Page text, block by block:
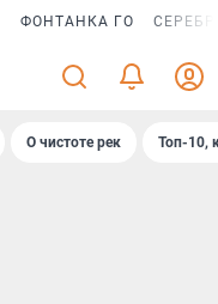
ФОНТАНКА ГО
О чистоте рек Топ-10,